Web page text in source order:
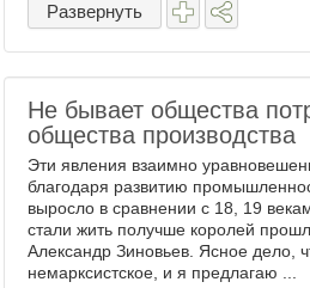
Развернуть
Не бывает общества
общества производства
Эти явления взаимно
благодаря развитию
выросло в сравнении с 18, 19
стали жить получше королей
Александр Зиновьев. Ясное дело,
немарксистское, и я предлагаю ...